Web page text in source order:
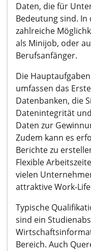
Daten, die für
Bedeutung sind. In
zahlreiche
als Minijob, oder
Berufsanfänger.
Die
umfassen das
Datenbanken, die
Datenintegrität
Daten zur
Zudem kann es
Berichte zu
Flexible
vielen
attraktive Work-
Typische
sind ein
Bereich. Auch